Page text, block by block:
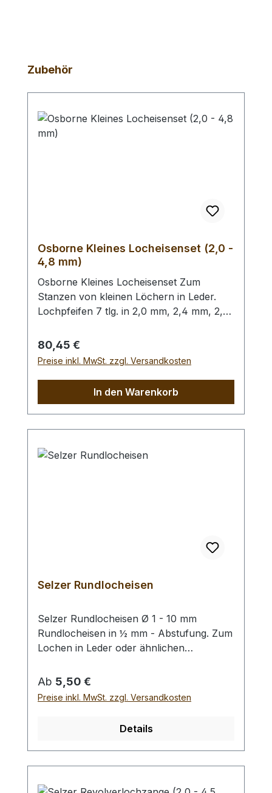
Produktgalerie überspringen
Zubehör
Osborne Kleines Locheisenset (2,0 -
4,8 mm)
Osborne Kleines Locheisenset Zum
Stanzen von kleinen Löchern in Leder.
Lochpfeifen 7 tlg. in 2,0 mm, 2,4 mm, 2,8
mm. Bitte benutzen Sie zum Schlagen
unbedingt einen geeigneten Hammer
(keinen Stahlhammer) und eine geeignete
eine Beschädigung des Werkzeugs
auszuschliessen, siehe Zubehör.
Regulärer Preis:
80,45 €
Preise inkl. MwSt. zzgl. Versandkosten
In den Warenkorb
Selzer Rundlocheisen
Selzer Rundlocheisen Ø 1 - 10 mm
Rundlocheisen in ½ mm - Abstufung. Zum
Lochen in Leder oder ähnlichen
Unterlage und einen geeigneten
Hammer zum Schlagen, (keinen
Stahlhammer; Gefahr des Splitterns) siehe
erhalten Sie 1 Selzer Rundlocheisen der
gewählten Größe.
Regulärer Preis:
Ab 5,50 €
Preise inkl. MwSt. zzgl. Versandkosten
Details